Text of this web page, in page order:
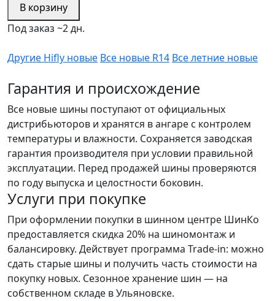
В корзину
Под заказ ~2 дн.
Другие Hifly новые Все новые R14 Все летние новые
Гарантия и происхождение
Все новые шины поступают от официальных
дистрибьюторов и хранятся в ангаре с контролем
температуры и влажности. Сохраняется заводская
гарантия производителя при условии правильной
эксплуатации. Перед продажей шины проверяются
по году выпуска и целостности боковин.
Услуги при покупке
При оформлении покупки в шинном центре ШинКо
предоставляется скидка 20% на шиномонтаж и
балансировку. Действует программа Trade-in: можно
сдать старые шины и получить часть стоимости на
покупку новых. Сезонное хранение шин — на
собственном складе в Ульяновске.